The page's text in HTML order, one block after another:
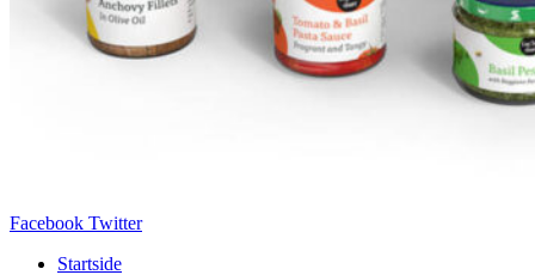
Facebook Twitter
Startside